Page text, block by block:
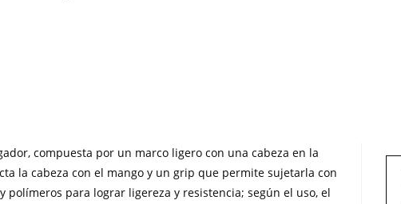
compuesta por un marco ligero con una cabeza en la
la cabeza con el mango y un grip que permite sujetarla con
para lograr ligereza y resistencia; según el uso, el